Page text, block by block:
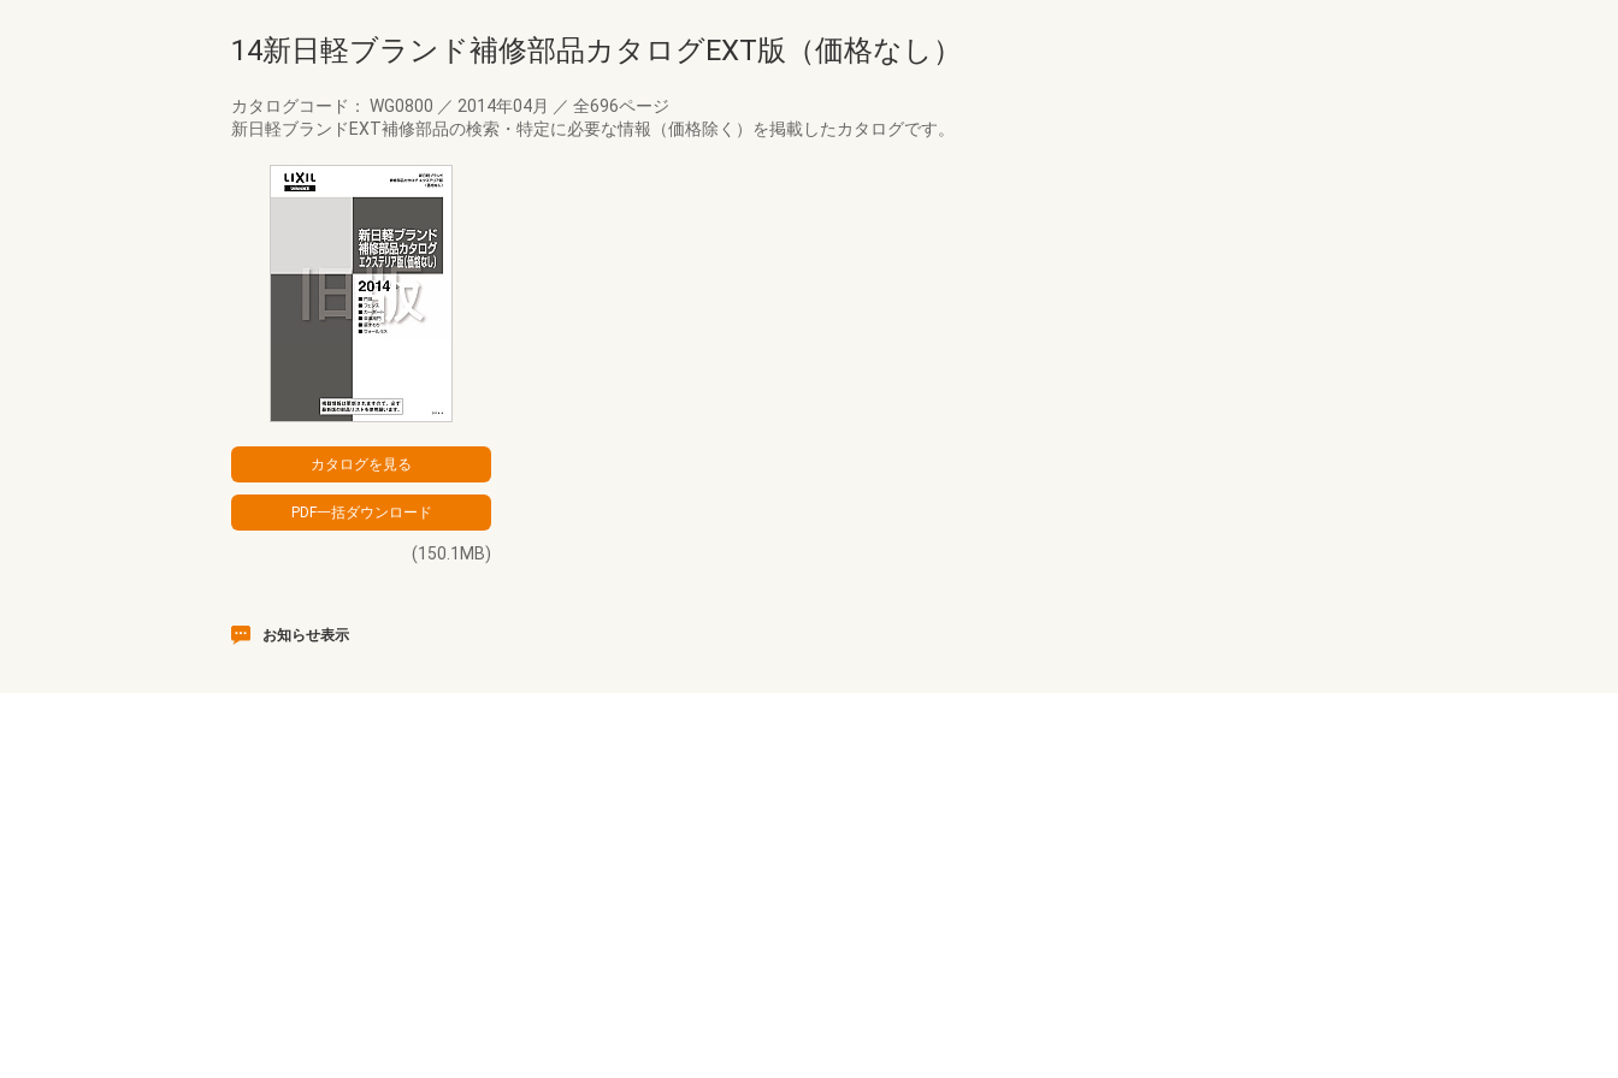
14新日軽ブランド補修部品カタログEXT版（価格なし）
カタログコード： WG0800 ／ 2014年04月 ／ 全696ページ
新日軽ブランドEXT補修部品の検索・特定に必要な情報（価格除く）を掲載したカタログです。
(150.1MB)
お知らせ表示